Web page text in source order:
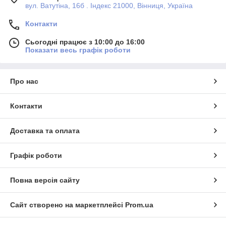
вул. Ватутіна, 16б . Індекс 21000, Вінниця, Україна
Контакти
Сьогодні працює з 10:00 до 16:00
Показати весь графік роботи
Про нас
Контакти
Доставка та оплата
Графік роботи
Повна версія сайту
Сайт створено на маркетплейсі Prom.ua